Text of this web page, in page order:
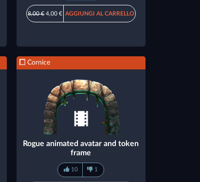
8,00 €4,00 € AGGIUNGI AL CARRELLO
Cornice
Rogue animated avatar and token
frame
10 1